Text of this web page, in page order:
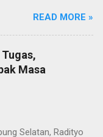
upacara penurunan
Siger, Bakauheni,
Sebanyak 41
sebelumnya sukses
Putih pada
Selatan, kini
READ MORE »
Masa
Selatan, Radityo